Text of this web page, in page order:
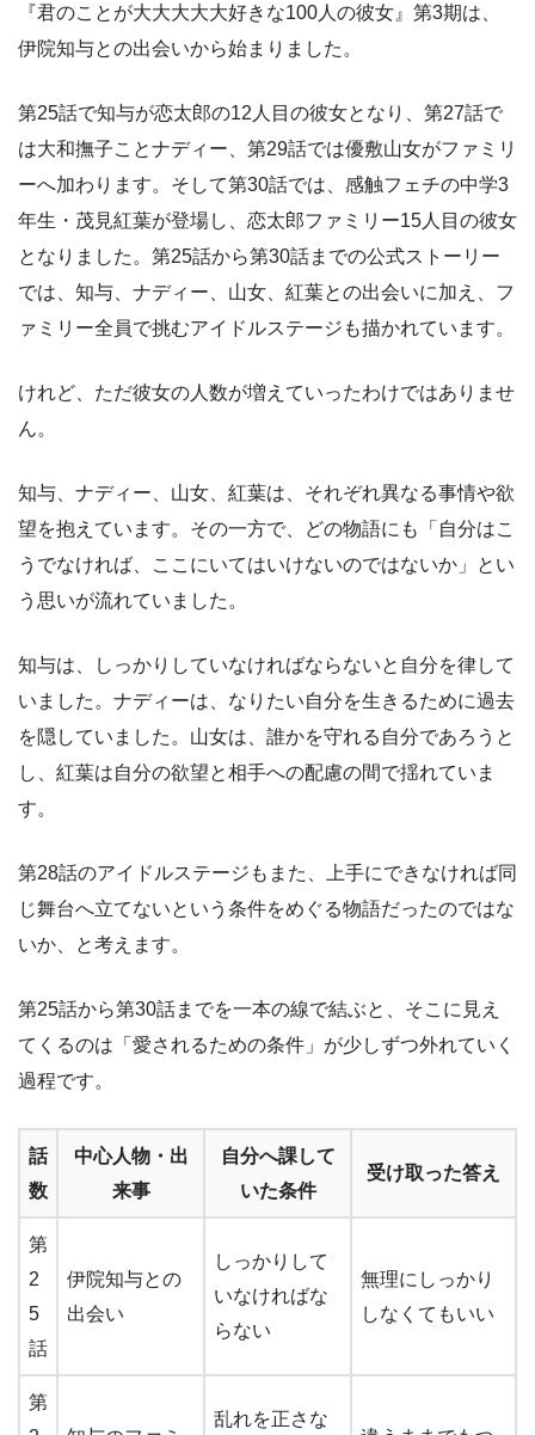
『君のことが大大大大大好きな100人の彼女』第3期は、
伊院知与との出会いから始まりました。
第25話で知与が恋太郎の12人目の彼女となり、第27話で
は大和撫子ことナディー、第29話では優敷山女がファミリ
ーへ加わります。そして第30話では、感触フェチの中学3
年生・茂見紅葉が登場し、恋太郎ファミリー15人目の彼女
となりました。第25話から第30話までの公式ストーリー
では、知与、ナディー、山女、紅葉との出会いに加え、フ
ァミリー全員で挑むアイドルステージも描かれています。
けれど、ただ彼女の人数が増えていったわけではありませ
ん。
知与、ナディー、山女、紅葉は、それぞれ異なる事情や欲
望を抱えています。その一方で、どの物語にも「自分はこ
うでなければ、ここにいてはいけないのではないか」とい
う思いが流れていました。
知与は、しっかりしていなければならないと自分を律して
いました。ナディーは、なりたい自分を生きるために過去
を隠していました。山女は、誰かを守れる自分であろうと
し、紅葉は自分の欲望と相手への配慮の間で揺れていま
す。
第28話のアイドルステージもまた、上手にできなければ同
じ舞台へ立てないという条件をめぐる物語だったのではな
いか、と考えます。
第25話から第30話までを一本の線で結ぶと、そこに見え
てくるのは「愛されるための条件」が少しずつ外れていく
過程です。
話
数
中心人物・出
来事
自分へ課して
いた条件
受け取った答え
第
2
5
話
伊院知与との
出会い
しっかりして
いなければな
らない
無理にしっかり
しなくてもいい
第
乱れを正さな